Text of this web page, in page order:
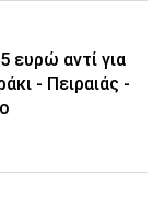
ευρώ αντί για
- Πειραιάς -